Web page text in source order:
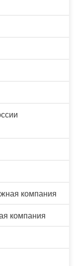
компания
компания